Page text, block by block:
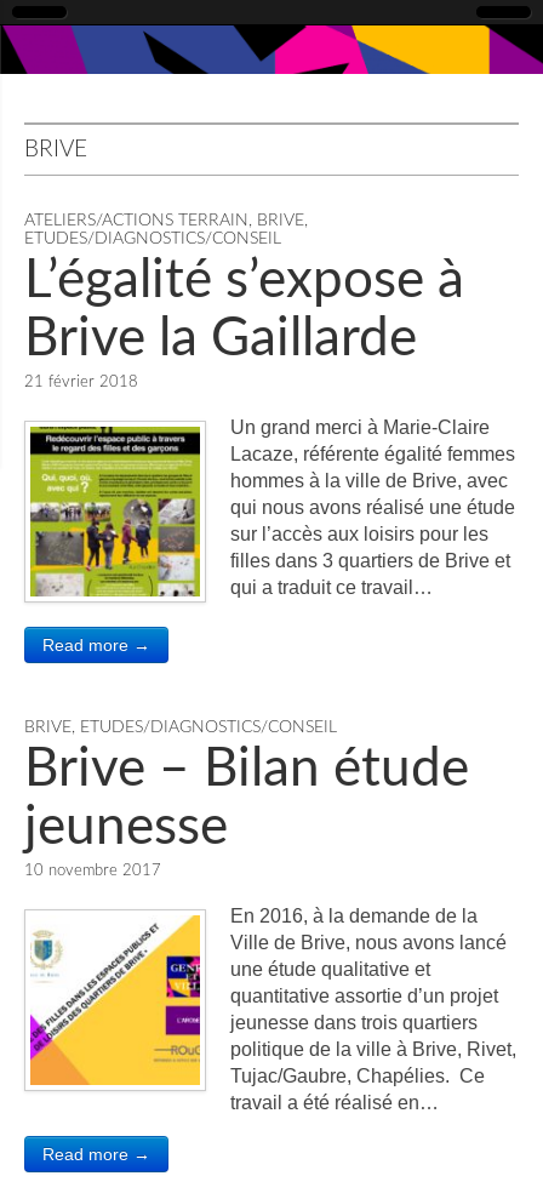
BRIVE
ATELIERS/ACTIONS TERRAIN , BRIVE,
ETUDES/DIAGNOSTICS/CONSEIL
L’égalité s’expose à
Brive la Gaillarde
21 février 2018
Un grand merci à Marie-Claire
Lacaze, référente égalité femmes
hommes à la ville de Brive, avec
qui nous avons réalisé une étude
sur l’accès aux loisirs pour les
filles dans 3 quartiers de Brive et
qui a traduit ce travail…
Read more →
BRIVE, ETUDES/DIAGNOSTICS/CONSEIL
Brive – Bilan étude
jeunesse
10 novembre 2017
En 2016, à la demande de la
Ville de Brive, nous avons lancé
une étude qualitative et
quantitative assortie d’un projet
jeunesse dans trois quartiers
politique de la ville à Brive, Rivet,
Tujac/Gaubre, Chapélies. Ce
travail a été réalisé en…
Read more →